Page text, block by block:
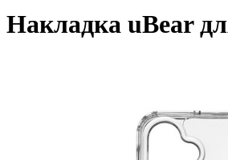
Накладка uBear